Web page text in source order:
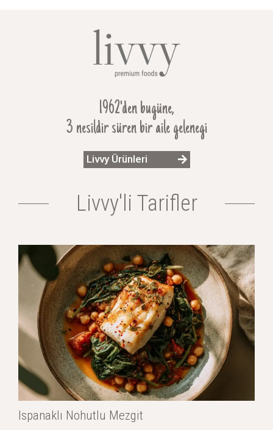
1962'den bugüne,
3 nesildir süren bir aile gelenegi
Livvy Ürünleri
Livvy'li Tarifler
Ispanaklı Nohutlu Mezgit